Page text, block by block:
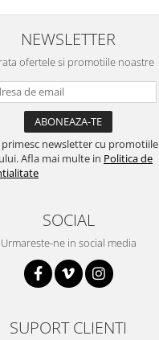
NEWSLETTER
ofertele si promotiile noastre
primesc newsletter cu promotiile
Afla mai multe in Politica de
SOCIAL
Urmareste-ne in social media
SUPORT CLIENTI